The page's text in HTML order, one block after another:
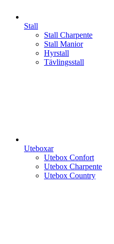
Stall
Stall Charpente
Stall Manior
Hyrstall
Tävlingsstall
Uteboxar
Utebox Confort
Utebox Charpente
Utebox Country